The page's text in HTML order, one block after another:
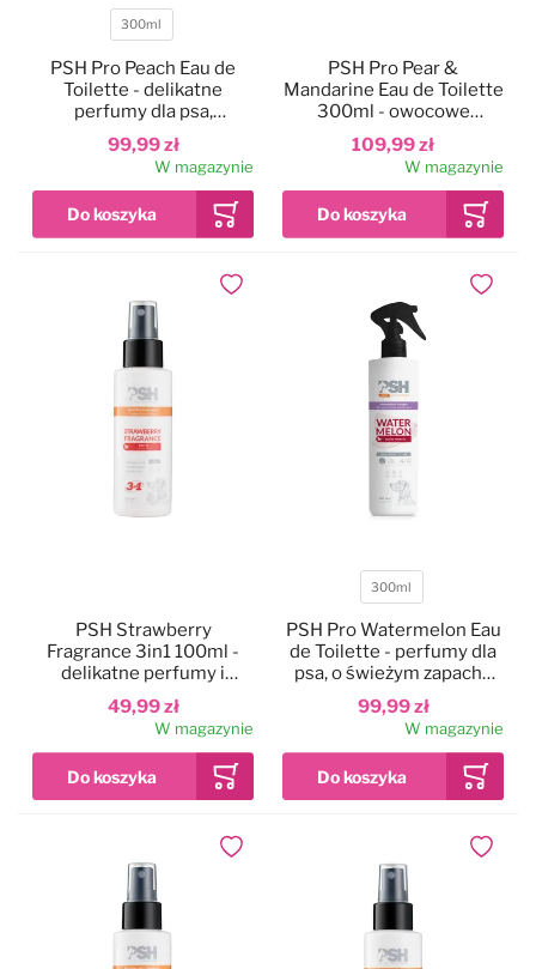
Pojemność
300ml
99,99 zł
PSH Pro Peach Eau de
Toilette - delikatne
perfumy dla psa,
brzoskwiniowe
W magazynie
109,99 zł
PSH Pro Pear &
Mandarine Eau de Toilette
300ml - owocowe
perfumy dla psa, gruszka i
mandarynka, bez alkoholu
W magazynie
49,99 zł
PSH Strawberry
Fragrance 3in1 100ml -
delikatne perfumy i
odżywka dla psa i kota, z
ochroną
przeciwsłoneczną
W magazynie
Dodaj do ulubionych
Pojemność
300ml
99,99 zł
PSH Pro Watermelon Eau
de Toilette - perfumy dla
psa, o świeżym zapachu
arbuza
W magazynie
Dodaj
Dodaj do ulubionych Dodaj